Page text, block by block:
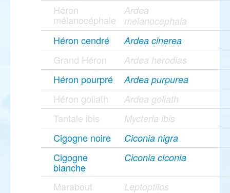
Héron
mélanocéphale
Ardea
melanocephala
Héron cendré Ardea cinerea
Grand Héron Ardea herodias
Héron pourpré Ardea purpurea
Héron goliath Ardea goliath
Tantale ibis Mycteria ibis
Cigogne noire Ciconia nigra
Cigogne
blanche
Ciconia ciconia
Marabout
Leptoptilos